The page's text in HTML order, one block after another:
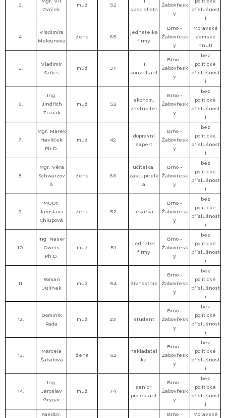
3.
Cvrček
muž 52
specialista
Žabovřesk
y
příslušnost
i
4.
Vladimíra
Melounová
žena 65
jednatelka
firmy
Brno -
Žabovřesk
y
Moravské
zemské
hnutí
5.
Vladimír
Szücs
muž 37
IT
konzultant
Brno -
Žabovřesk
y
bez
politické
příslušnost
i
6.
Ing.
Jindřich
Zuziak
muž 52
ekonom,
zastupitel
Brno -
Žabovřesk
y
bez
politické
příslušnost
i
7.
Mgr. Marek
Havlíček
Ph.D.
muž 42
dopravní
expert
Brno -
Žabovřesk
y
bez
politické
příslušnost
i
8.
Mgr. Věra
Schwarzov
á
žena 66
učitelka,
zastupitelk
a
Brno -
Žabovřesk
y
bez
politické
příslušnost
i
9.
MUDr.
Jaroslava
Chlupová
žena 52 lékařka
Brno -
Žabovřesk
y
bez
politické
příslušnost
i
10.
Ing. Naser
Oweis
Ph.D.
muž 51
jednatel
firmy
Brno -
Žabovřesk
y
bez
politické
příslušnost
i
11.
Roman
Julínek
muž 54 živnostník
Brno -
Žabovřesk
y
bez
politické
příslušnost
i
12.
Dominik
Rada
muž 23 student
Brno -
Žabovřesk
y
bez
politické
příslušnost
i
13.
Marcela
Šabatová
žena 62
nakladatel
ka
Brno -
Žabovřesk
y
bez
politické
příslušnost
i
14.
Ing.
Jaroslav
Grygar
muž 74
senior,
projektant
Brno -
Žabovřesk
y
bez
politické
příslušnost
i
PaedDr.
Brno -
Moravské